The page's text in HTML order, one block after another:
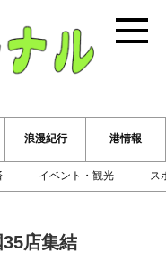
小樽ジ
イベント・観光 ス
浪漫紀行 港情報
店集結